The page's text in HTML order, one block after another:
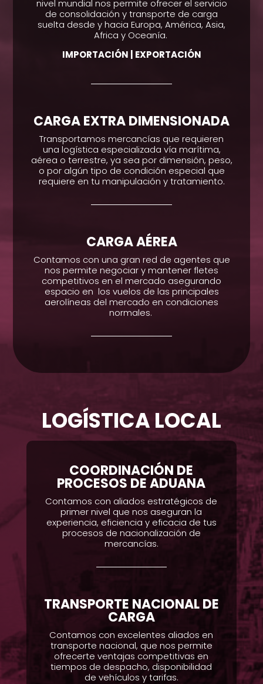
nivel mundial nos permite ofrecer el servicio
de consolidación y transporte de carga
suelta desde y hacia Europa, América, Asia,
Africa y Oceanía.
IMPORTACIÓN | EXPORTACIÓN
CARGA EXTRA DIMENSIONADA
Transportamos mercancías que requieren
una logística especializada vía marítima,
aérea o terrestre, ya sea por dimensión, peso,
o por algún tipo de condición especial que
requiere en tu manipulación y tratamiento.
CARGA AÉREA
Contamos con una gran red de agentes que
nos permite negociar y mantener fletes
competitivos en el mercado asegurando
espacio en los vuelos de las principales
aerolíneas del mercado en condiciones
normales.
LOGÍSTICA LOCAL
COORDINACIÓN DE
PROCESOS DE ADUANA
Contamos con aliados estratégicos de
primer nivel que nos aseguran la
experiencia, eficiencia y eficacia de tus
procesos de nacionalización de
mercancías.
TRANSPORTE NACIONAL DE
CARGA
Contamos con excelentes aliados en
transporte nacional, que nos permite
ofrecerte ventajas competitivas en
tiempos de despacho, disponibilidad
de vehículos y tarifas.